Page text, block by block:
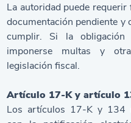
La autoridad puede
documentación pendiente y
cumplir. Si la obligación
imponerse multas y
legislación fiscal.
Artículo 17-K y artículo
Los artículos 17-K y 134